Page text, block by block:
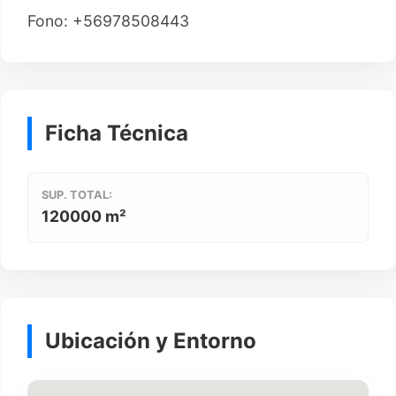
Fono: +56978508443
Ficha Técnica
SUP. TOTAL:
120000 m²
Ubicación y Entorno